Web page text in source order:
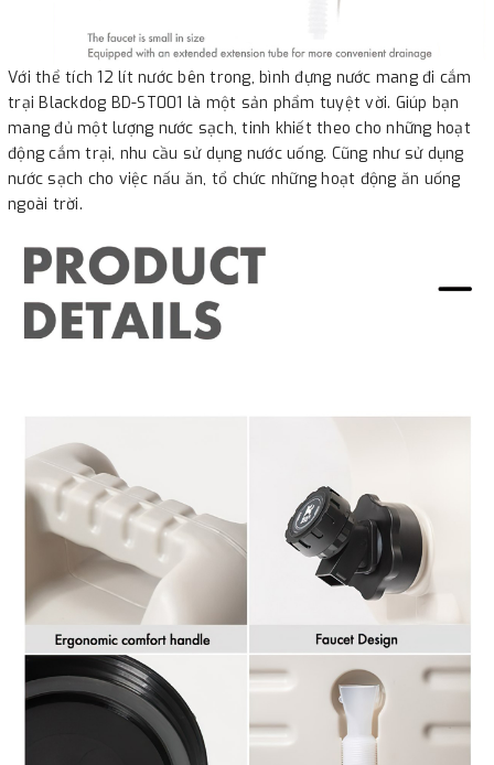
Với thể tích 12 lít nước bên trong, bình đựng nước mang đi cắm
trại Blackdog BD-ST001 là một sản phẩm tuyệt vời. Giúp bạn
mang đủ một lượng nước sạch, tinh khiết theo cho những hoạt
động cắm trại, nhu cầu sử dụng nước uống. Cũng như sử dụng
nước sạch cho việc nấu ăn, tổ chức những hoạt động ăn uống
ngoài trời.